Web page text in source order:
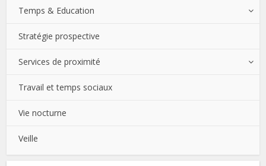
Temps & Education
Stratégie prospective
Services de proximité
Travail et temps sociaux
Vie nocturne
Veille